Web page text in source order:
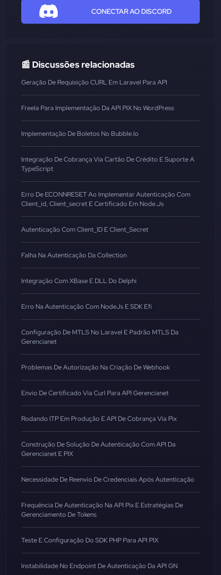
CONECTAR AO DISCORD
📰 Discussões relacionadas
Geração De Requisição CURL Em Laravel Para API
Freela Para Implementação Da API PIX No WordPress
Implementação De Boletos No Bubble.io
Integração De Cobrança Via Cartão De Crédito E Suporte A
TypeScript
Erro De ECONNRESET Ao Implementar Autenticação Com
Client_id, Client_secret E Certificado Em Node.js
Autenticação Com Client_ID E Client_Secret
Falha Na Autenticação Da Collection
Integração Com XBase E DLL Do Delphi
Erro Na Autenticação Com NodeJs E SDK Efi
Configuração De MTLS No Laravel E Padrão MTLS Da
Gerencianet
Problemas De Autorização Na Criação De Webhook
Envio De Certificado Via Curl Para API Gerencianet
Rodando ITP Em Produção E API De Cobrança Via Pix
Construção De Solução De Autenticação Com API Da
Gerencianet E PIX
Necessidade De Reenvio De Credenciais Após Autenticação
Frequência De Autenticação Na API Pix E Estratégias De
Gerenciamento De Tokens
Teste E Configuração Do SDK PHP Para API PIX
Instabilidade No Endpoint De Autenticação Da API GN